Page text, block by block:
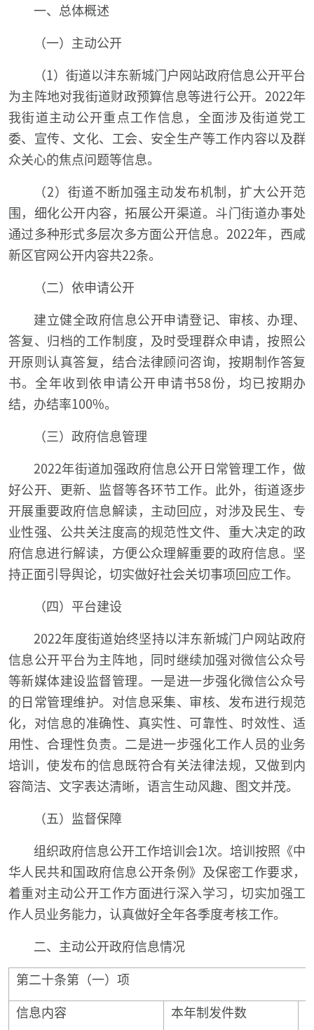
一、总体概述
（一）主动公开
（1）街道以沣东新城门户网站政府信息公开平台
为主阵地对我街道财政预算信息等进行公开。2022年
我街道主动公开重点工作信息，全面涉及街道党工
委、宣传、文化、工会、安全生产等工作内容以及群
众关心的焦点问题等信息。
（2）街道不断加强主动发布机制，扩大公开范
围，细化公开内容，拓展公开渠道。斗门街道办事处
通过多种形式多层次多方面公开信息。2022年，西咸
新区官网公开内容共22条。
（二）依申请公开
建立健全政府信息公开申请登记、审核、办理、
答复、归档的工作制度，及时受理群众申请，按照公
开原则认真答复，结合法律顾问咨询，按期制作答复
书。全年收到依申请公开申请书58份，均已按期办
结，办结率100%。
（三）政府信息管理
2022年街道加强政府信息公开日常管理工作，做
好公开、更新、监督等各环节工作。此外，街道逐步
开展重要政府信息解读，主动回应，对涉及民生、专
业性强、公共关注度高的规范性文件、重大决定的政
府信息进行解读，方便公众理解重要的政府信息。坚
持正面引导舆论，切实做好社会关切事项回应工作。
（四）平台建设
2022年度街道始终坚持以沣东新城门户网站政府
信息公开平台为主阵地，同时继续加强对微信公众号
等新媒体建设监督管理。一是进一步强化微信公众号
的日常管理维护。对信息采集、审核、发布进行规范
化，对信息的准确性、真实性、可靠性、时效性、适
用性、合理性负责。二是进一步强化工作人员的业务
培训，使发布的信息既符合有关法律法规，又做到内
容简洁、文字表达清晰，语言生动风趣、图文并茂。
（五）监督保障
组织政府信息公开工作培训会1次。培训按照《中
华人民共和国政府信息公开条例》及保密工作要求，
着重对主动公开工作方面进行深入学习，切实加强工
作人员业务能力，认真做好全年各季度考核工作。
二、主动公开政府信息情况
第二十条第（一）项
信息内容
本年制发件数